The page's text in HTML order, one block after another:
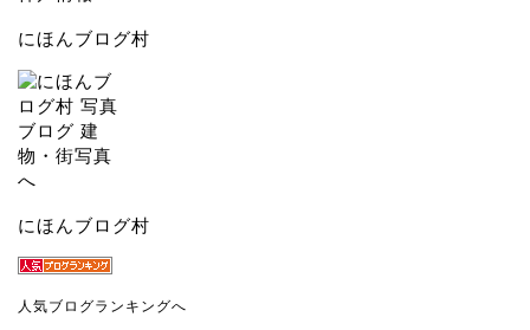
にほんブログ村
にほんブログ村
人気ブログランキングへ